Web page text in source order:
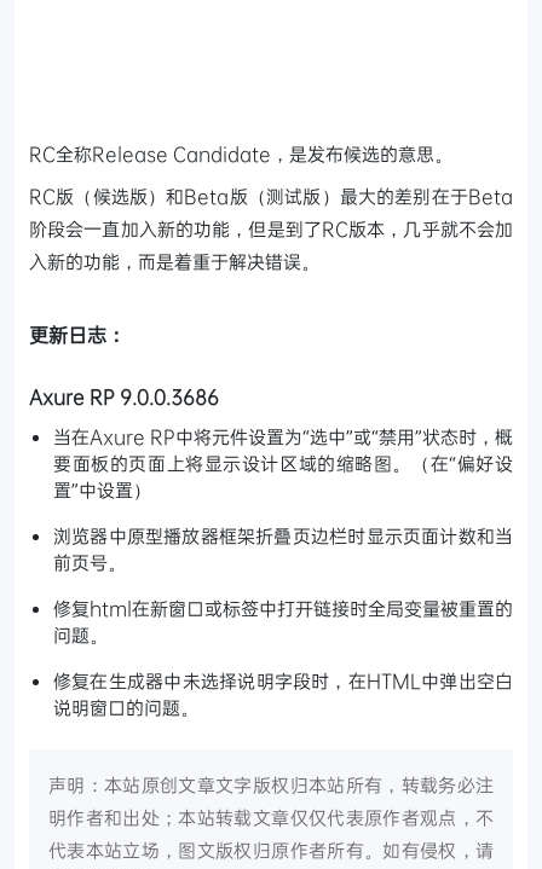
RC全称Release Candidate，是发布候选的意思。
RC版（候选版）和Beta版（测试版）最大的差别在于Beta
阶段会一直加入新的功能，但是到了RC版本，几乎就不会加
入新的功能，而是着重于解决错误。
更新日志：
Axure RP 9.0.0.3686
当在Axure RP中将元件设置为“选中”或“禁用”状态时，概
要面板的页面上将显示设计区域的缩略图。（在“偏好设
置”中设置）
浏览器中原型播放器框架折叠页边栏时显示页面计数和当
前页号。
修复html在新窗口或标签中打开链接时全局变量被重置的
问题。
修复在生成器中未选择说明字段时，在HTML中弹出空白
说明窗口的问题。
声明：本站原创文章文字版权归本站所有，转载务必注
明作者和出处；本站转载文章仅仅代表原作者观点，不
代表本站立场，图文版权归原作者所有。如有侵权，请